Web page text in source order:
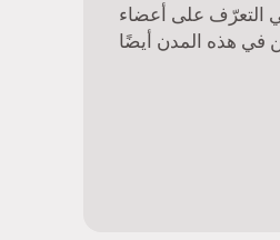
التعرّف على أعضاء